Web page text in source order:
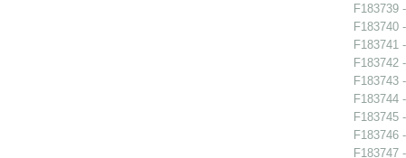
F183739
F183740
F183741
F183742
F183743
F183744
F183745
F183746
F183747